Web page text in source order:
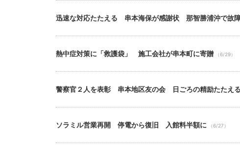
迅速な対応たたえる 串本海保が感謝状 那智勝浦沖で故
熱中症対策に「救護袋」 施工会社が串本町に寄贈 （6/29）
警察官２人を表彰 串本地区友の会 日ごろの精励たたえる
ソラミル営業再開 停電から復旧 入館料半額に （6/27）